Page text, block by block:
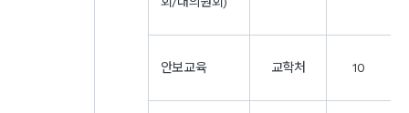
안보교육 교학처 10